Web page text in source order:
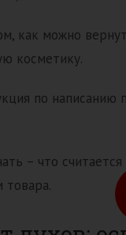
как можно
косметику.
по написанию
– что
товара.